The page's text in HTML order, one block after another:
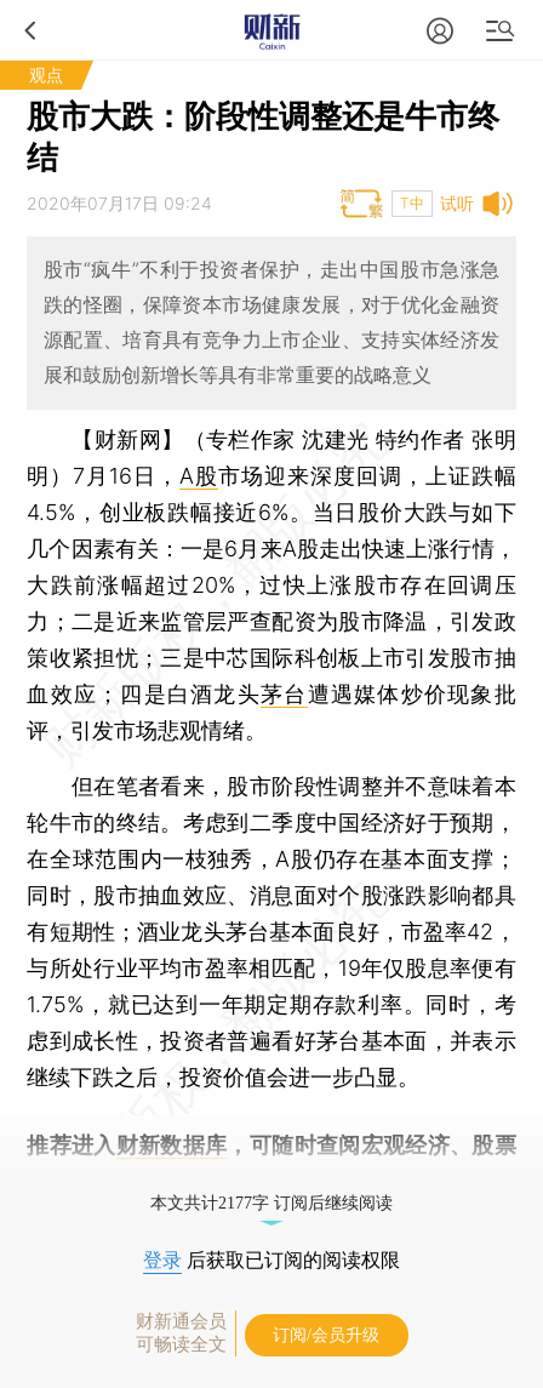
观点
股市大跌：阶段性调整还是牛市终
结
试听
2020年07月17日 09:24 T中
股市“疯牛”不利于投资者保护，走出中国股市急涨急
跌的怪圈，保障资本市场健康发展，对于优化金融资
源配置、培育具有竞争力上市企业、支持实体经济发
展和鼓励创新增长等具有非常重要的战略意义
【财新网】（专栏作家 沈建光 特约作者 张明
明） 7月16日， A股市场迎来深度回调，上证跌幅
4.5%，创业板跌幅接近6%。当日股价大跌与如下
几个因素有关：一是6月来A股走出快速上涨行情，
大跌前涨幅超过20%，过快上涨股市存在回调压
力；二是近来监管层严查配资为股市降温，引发政
策收紧担忧；三是中芯国际科创板上市引发股市抽
血效应；四是白酒龙头茅台遭遇媒体炒价现象批
评，引发市场悲观情绪。
但在笔者看来，股市阶段性调整并不意味着本
轮牛市的终结。考虑到二季度中国经济好于预期，
在全球范围内一枝独秀，A股仍存在基本面支撑；
同时，股市抽血效应、消息面对个股涨跌影响都具
有短期性；酒业龙头茅台基本面良好，市盈率42，
与所处行业平均市盈率相匹配，19年仅股息率便有
1.75%，就已达到一年期定期存款利率。同时，考
虑到成长性，投资者普遍看好茅台基本面，并表示
继续下跌之后，投资价值会进一步凸显。
推荐进入 财新数据库 ，可随时查阅宏观经济、股票
本文共计2177字 订阅后继续阅读
登录 后获取已订阅的阅读权限
财新通会员
可畅读全文
订阅/会员升级